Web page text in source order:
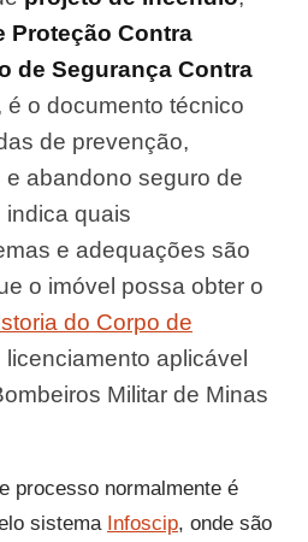
Proteção Contra
de Segurança Contra
é o documento técnico
de prevenção,
abandono seguro de
indica quais
e adequações são
o imóvel possa obter o
do Corpo de
licenciamento aplicável
Militar de Minas
processo normalmente é
sistema Infoscip, onde são